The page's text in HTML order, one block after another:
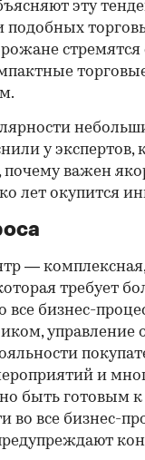
эту
подобных
у экспертов,
почему важен
лет окупится
—
требует
все бизнес-
управление
и
быть готовым
во все бизнес-